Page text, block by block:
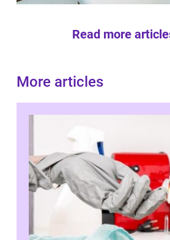
Read more
More articles